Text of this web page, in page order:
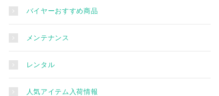
バイヤーおすすめ商品
メンテナンス
レンタル
人気アイテム入荷情報